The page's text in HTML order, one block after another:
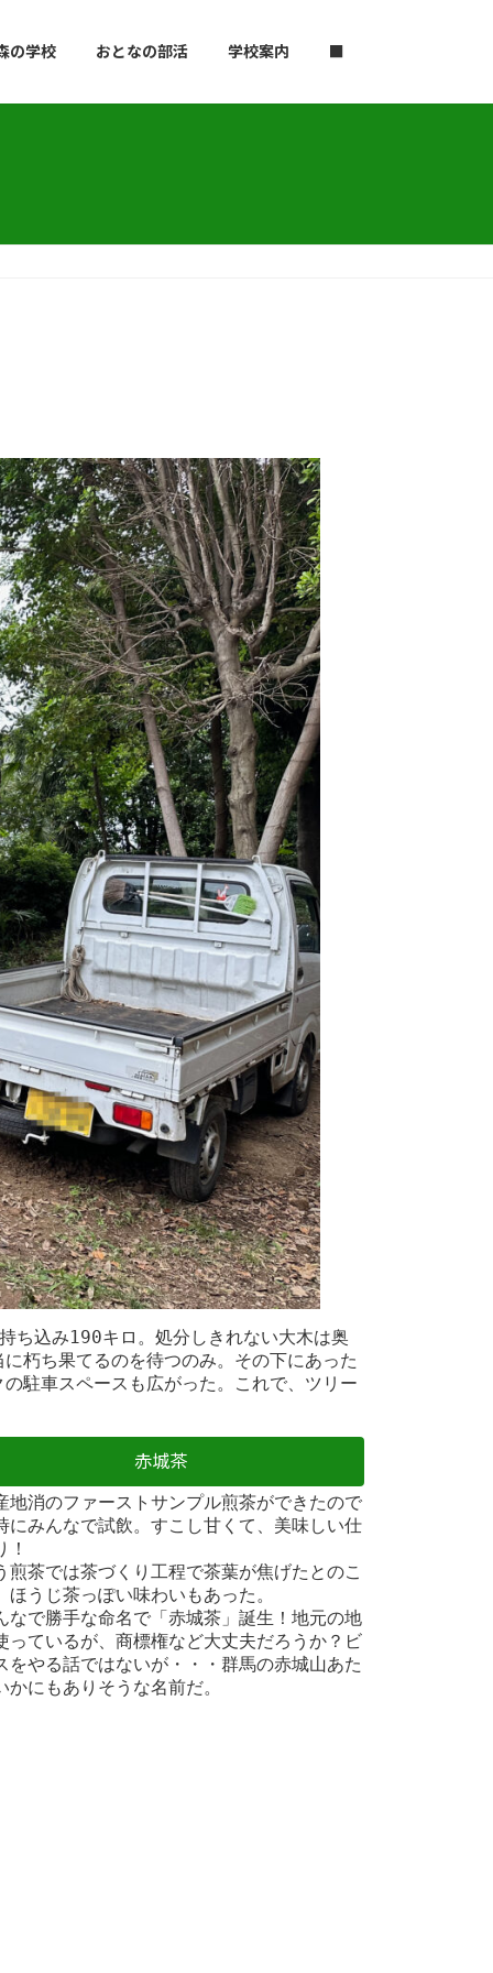
の学校 おとなの部活 学校案内 ■
ち込み190キロ。処分しきれない大木は奥
朽ち果てるのを待つのみ。その下にあった
駐車スペースも広がった。これで、ツリー
赤城茶
消のファーストサンプル煎茶ができたので
にみんなで試飲。すこし甘くて、美味しい仕
！
茶では茶づくり工程で茶葉が焦げたとのこ
ほうじ茶っぽい味わいもあった。
で勝手な命名で「赤城茶」誕生！地元の地
っているが、商標権など大丈夫だろうか？ビ
をやる話ではないが・・・群馬の赤城山あた
かにもありそうな名前だ。